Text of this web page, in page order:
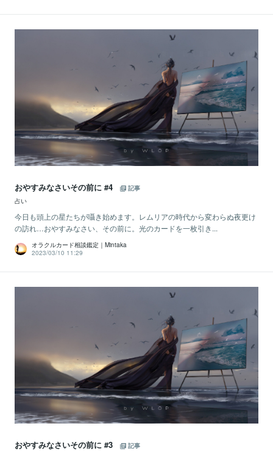
おやすみなさいその前に #4
記事
占い
今日も頭上の星たちが囁き始めます。レムリアの時代から変わらぬ夜更け
の訪れ…おやすみなさい、その前に。光のカードを一枚引き...
オラクルカード相談鑑定｜Mintaka
2023/03/10 11:29
おやすみなさいその前に #3
記事